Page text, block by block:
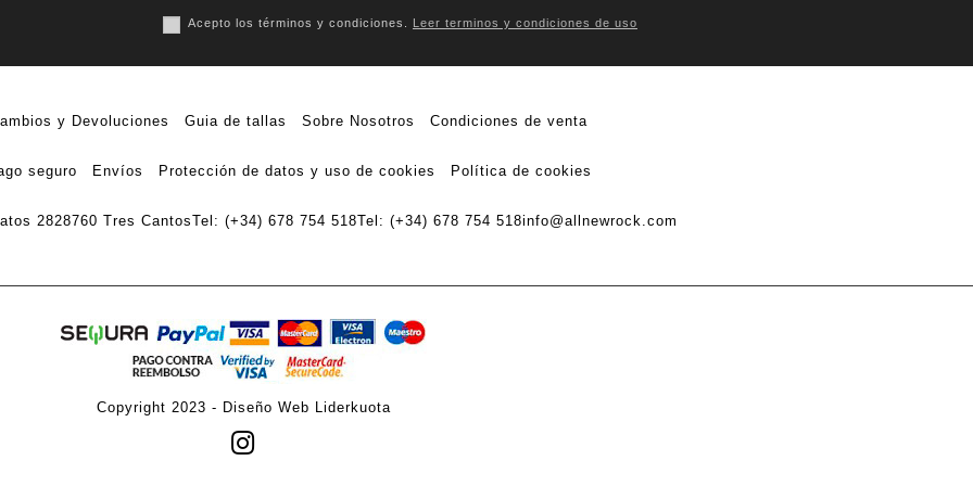
Acepto los términos y condiciones. Leer terminos y condiciones de uso
y Devoluciones Guia de tallas Sobre Nosotros Condiciones de venta
seguro Envíos Protección de datos y uso de cookies Política de cookies
2828760 Tres CantosTel: (+34) 678 754 518Tel: (+34) 678 754 518info@allnewrock.com
Copyright 2023 - Diseño Web Liderkuota